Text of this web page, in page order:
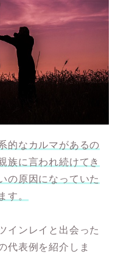
的なカルマがあるの
族に言われ続けてき
の原因になっていた
す。
インレイと出会った
代表例を紹介しま